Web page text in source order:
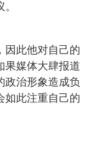
因此他对自己的
果媒体大肆报道
政治形象造成负
如此注重自己的